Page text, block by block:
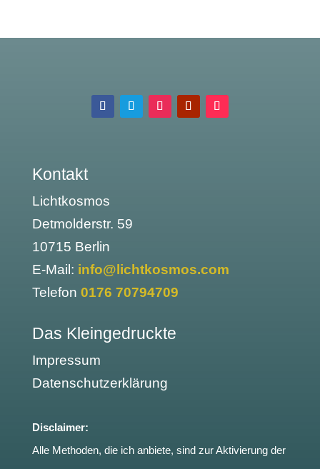
Kontakt
Lichtkosmos
Detmolderstr. 59
10715 Berlin
E-Mail: info@lichtkosmos.com
Telefon 0176 70794709
Das Kleingedruckte
Impressum
Datenschutzerklärung
Disclaimer:
Alle Methoden, die ich anbiete, sind zur Aktivierung der